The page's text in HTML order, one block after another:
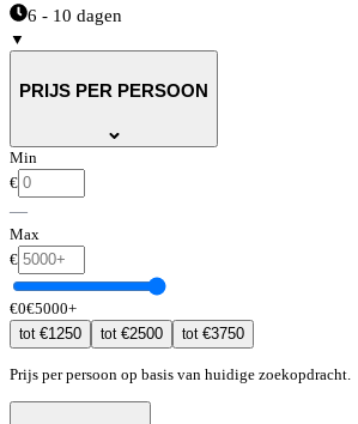
6 - 10 dagen
▼
PRIJS PER PERSOON
Min
€
—
Max
€
€0€5000+
tot€1250 tot€2500 tot€3750
Prijs per persoon op basis van huidige zoekopdracht.